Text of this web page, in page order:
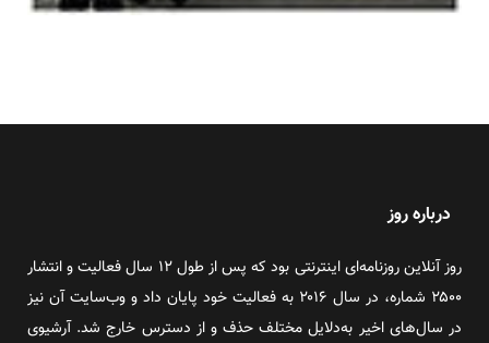
درباره روز
روز آنلاین روزنامه‌ای اینترنتی بود که پس از طول ۱۲ سال فعالیت و انتشار
۲۵۰۰ شماره، در سال ۲۰۱۶ به فعالیت خود پایان داد و وب‌سایت آن نیز
در سال‌های اخیر به‌دلایل مختلف حذف و از دسترس خارج شد. آرشیوی